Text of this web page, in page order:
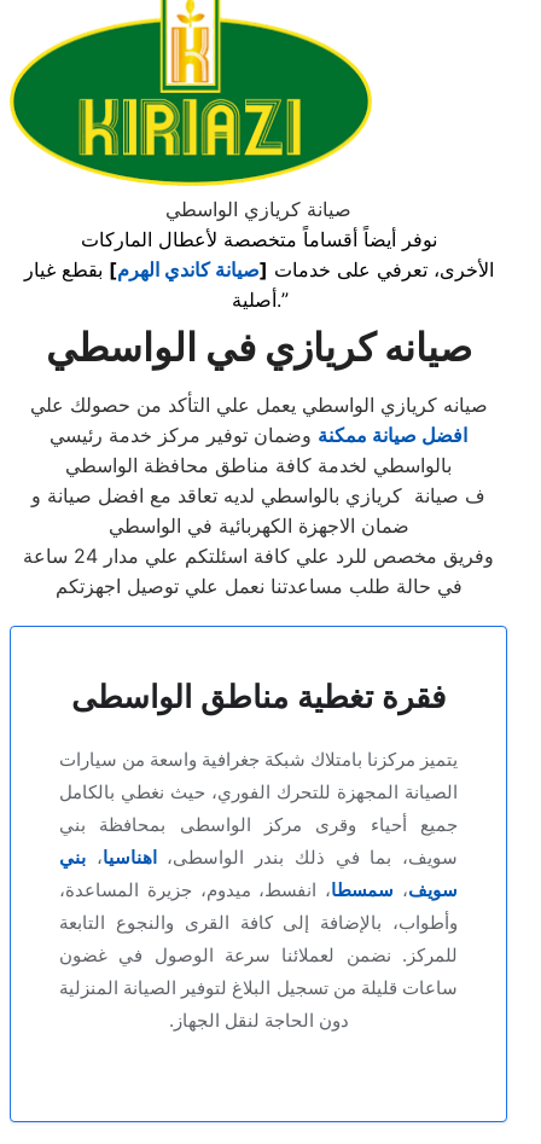
صيانة كريازي الواسطي
نوفر أيضاً أقساماً متخصصة لأعطال الماركات
الأخرى، تعرفي على خدمات [صيانة كاندي الهرم] بقطع غيار
أصلية.”
صيانه كريازي في الواسطي
صيانه كريازي الواسطي يعمل علي التأكد من حصولك علي
افضل صيانة ممكنة وضمان توفير مركز خدمة رئيسي
بالواسطي لخدمة كافة مناطق محافظة الواسطي
ف صيانة كريازي بالواسطي لديه تعاقد مع افضل صيانة و
ضمان الاجهزة الكهربائية في الواسطي
وفريق مخصص للرد علي كافة اسئلتكم علي مدار 24 ساعة
في حالة طلب مساعدتنا نعمل علي توصيل اجهزتكم
فقرة تغطية مناطق الواسطى
يتميز مركزنا بامتلاك شبكة جغرافية واسعة من سيارات
الصيانة المجهزة للتحرك الفوري، حيث نغطي بالكامل
جميع أحياء وقرى مركز الواسطى بمحافظة بني
سويف، بما في ذلك بندر الواسطى،
اهناسيا، بني
سويف، سمسطا، انفسط، ميدوم، جزيرة المساعدة،
وأطواب، بالإضافة إلى كافة القرى والنجوع التابعة
للمركز. نضمن لعملائنا سرعة الوصول في غضون
ساعات قليلة من تسجيل البلاغ لتوفير الصيانة المنزلية
دون الحاجة لنقل الجهاز.